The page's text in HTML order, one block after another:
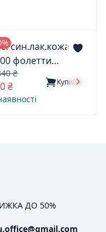
син.лак.кожа
фолетти
37(р)
₴
₴ Купити
ДО 50%